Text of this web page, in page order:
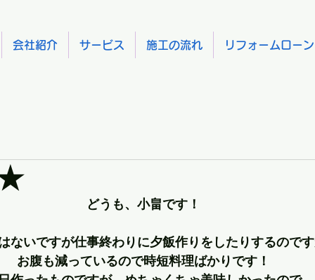
会社紹介 サービス 施工の流れ リフォームローン
★
どうも、小畠です！
ないですが仕事終わりに夕飯作りをしたりするので
お腹も減っているので時短料理ばかりです！